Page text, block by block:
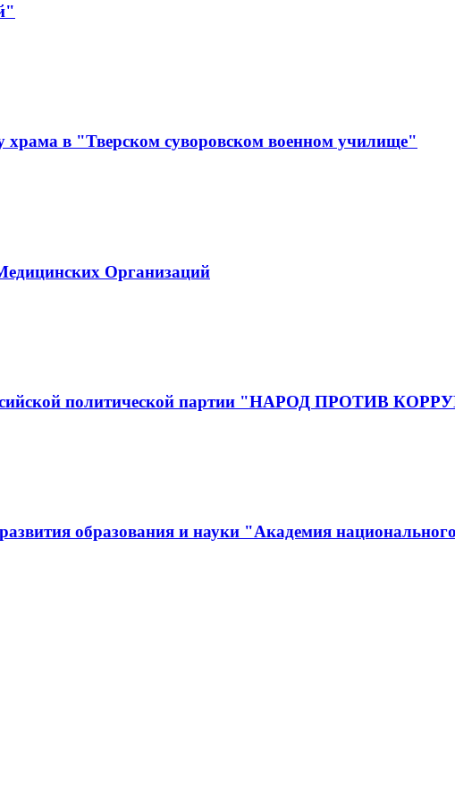
храма в "Тверском суворовском военном училище"
Организаций
политической партии "НАРОД ПРОТИВ
образования и науки "Академия